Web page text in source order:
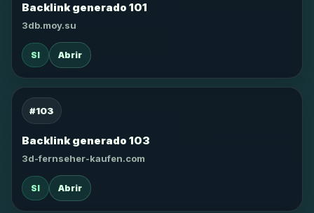
Backlink generado 101
3db.moy.su
SI Abrir
#103
Backlink generado 103
3d-fernseher-kaufen.com
SI Abrir